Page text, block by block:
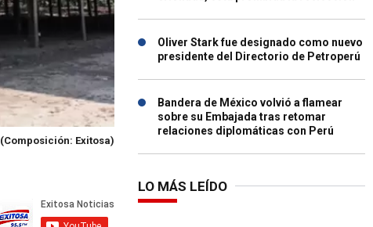
(Composición: Exitosa)
Oliver Stark fue designado como nuevo
presidente del Directorio de Petroperú
Bandera de México volvió a flamear
sobre su Embajada tras retomar
relaciones diplomáticas con Perú
LO MÁS LEÍDO